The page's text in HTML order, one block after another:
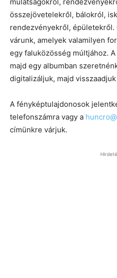
összejövetelekről, bálokról,
rendezvényekről, épületekről.
várunk, amelyek valamilyen
egy faluközösség múltjához.
majd egy albumban
digitalizáljuk, majd
A fényképtulajdonosok
telefonszámra vagy a
címünkre várjuk.